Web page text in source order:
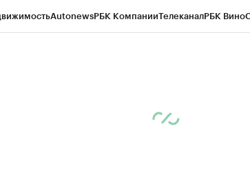
AutonewsРБК КомпанииТелеканалРБК Вино